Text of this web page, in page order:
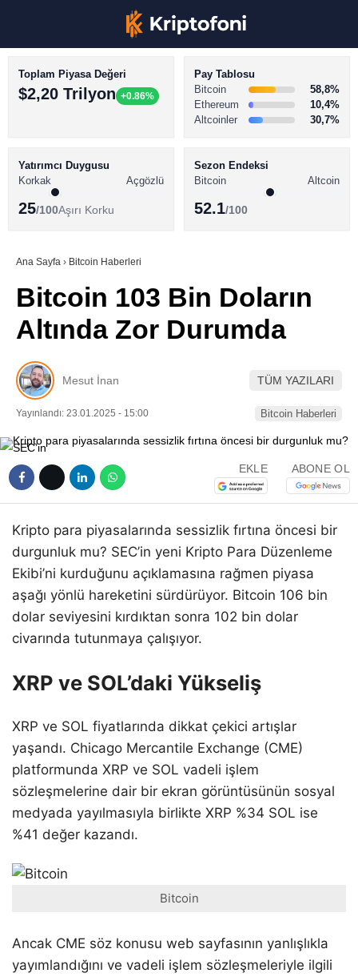
Youtube
TikTok
Pinterest
Telegram
BİTCOİN HABERLERİ
ALTCOİN HABERLERİ
SÖZLÜK
Toplam Piyasa Değeri
$2,20 Trilyon +0.86%
Pay Tablosu
Bitcoin
58,8%
Ethereum
10,4%
Altcoinler
30,7%
Yatırımcı Duygusu
Korkak
Açgözlü
25/100Aşırı Korku
Sezon Endeksi
Bitcoin
Altcoin
52.1/100
Ana Sayfa › Bitcoin Haberleri
Bitcoin 103 Bin Doların
Altında Zor Durumda
Mesut İnan TÜM YAZILARI
Yayınlandı: 23.01.2025 - 15:00 Bitcoin Haberleri
EKLE ABONE OL
Kripto para piyasalarında sessizlik fırtına öncesi bir
durgunluk mu? SEC’in yeni Kripto Para Düzenleme
Ekibi’ni kurduğunu açıklamasına rağmen piyasa
aşağı yönlü hareketini sürdürüyor. Bitcoin 106 bin
dolar seviyesini kırdıktan sonra 102 bin dolar
civarında tutunmaya çalışıyor.
XRP ve SOL’daki Yükseliş
XRP ve SOL fiyatlarında dikkat çekici artışlar
yaşandı. Chicago Mercantile Exchange (CME)
platformunda XRP ve SOL vadeli işlem
sözleşmelerine dair bir ekran görüntüsünün sosyal
medyada yayılmasıyla birlikte XRP %34 SOL ise
%41 değer kazandı.
Bitcoin
Ancak CME söz konusu web sayfasının yanlışlıkla
yayımlandığını ve vadeli işlem sözleşmeleriyle ilgili